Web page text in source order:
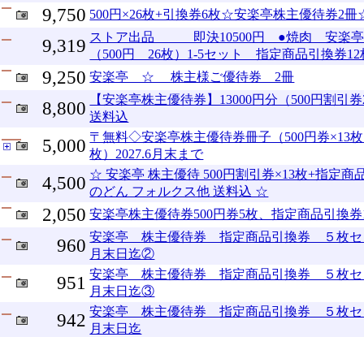
9,750 500円×26枚+引換券6枚☆安楽亭株主優待券2冊
9,319 ストア出品 即決10500円 ●焼肉 安楽亭
（500円 26枚）1-5セット 指定商品引換券12
9,250 安楽亭 ☆ 株主様ご優待券 2冊
8,800
【安楽亭株主優待券】13000円分（500円割引
送料込
5,000 〒無料◇安楽亭株主優待券冊子（500円券×13
枚）2027.6月末まで
4,500 ☆ 安楽亭 株主優待 500円割引券×13枚+指定商
のどん フォルクス他 送料込 ☆
2,050 安楽亭株主優待券500円券5枚、指定商品引換
960 安楽亭 株主優待券 指定商品引換券 ５枚
月末日迄②
951 安楽亭 株主優待券 指定商品引換券 ５枚
月末日迄③
942 安楽亭 株主優待券 指定商品引換券 ５枚
月末日迄